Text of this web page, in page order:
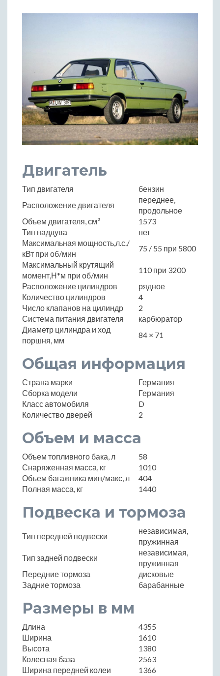
Двигатель
Тип двигателя
бензин
Расположение двигателя
переднее,
продольное
Объем двигателя, см³
1573
Тип наддува
нет
Максимальная мощность,л.с./
кВт при об/мин
75 / 55 при 5800
Максимальный крутящий
момент,Н*м при об/мин
110 при 3200
Расположение цилиндров
рядное
Количество цилиндров
4
Число клапанов на цилиндр
2
Система питания двигателя
карбюратор
Диаметр цилиндра и ход
поршня, мм
84 × 71
Общая информация
Страна марки
Германия
Сборка модели
Германия
Класс автомобиля
D
Количество дверей
2
Объем и масса
Объем топливного бака, л
58
Снаряженная масса, кг
1010
Объем багажника мин/макс, л
404
Полная масса, кг
1440
Подвеска и тормоза
Тип передней подвески
независимая,
пружинная
Тип задней подвески
независимая,
пружинная
Передние тормоза
дисковые
Задние тормоза
барабанные
Размеры в мм
Длина
4355
Ширина
1610
Высота
1380
Колесная база
2563
Ширина передней колеи
1366